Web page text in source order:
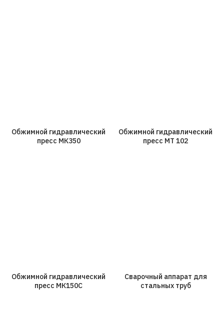
Обжимной гидравлический
пресс МК350
Обжимной гидравлический
пресс МT 102
Обжимной гидравлический
пресс МК150С
Сварочный аппарат для
стальных труб